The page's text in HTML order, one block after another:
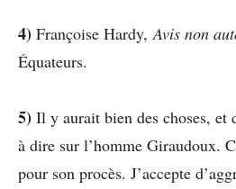
4) Françoise Hardy,Avis non
Équateurs.
5) Il y aurait bien des choses, et
à dire sur l’homme Giraudoux.
pour son procès. J’accepte